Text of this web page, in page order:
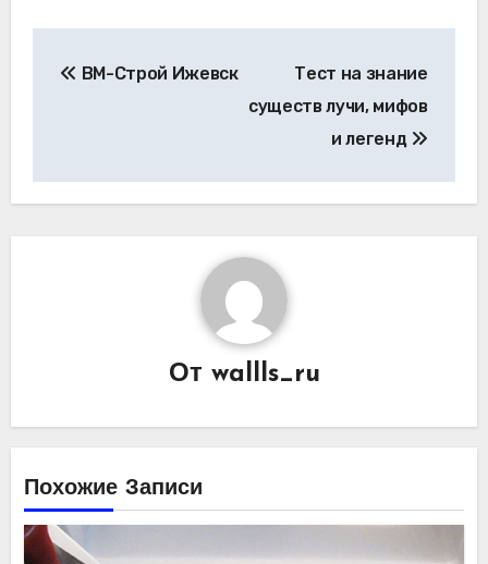
ВМ-Строй Ижевск
Тест на знание
существ лучи, мифов
и легенд
От wallls_ru
Похожие Записи